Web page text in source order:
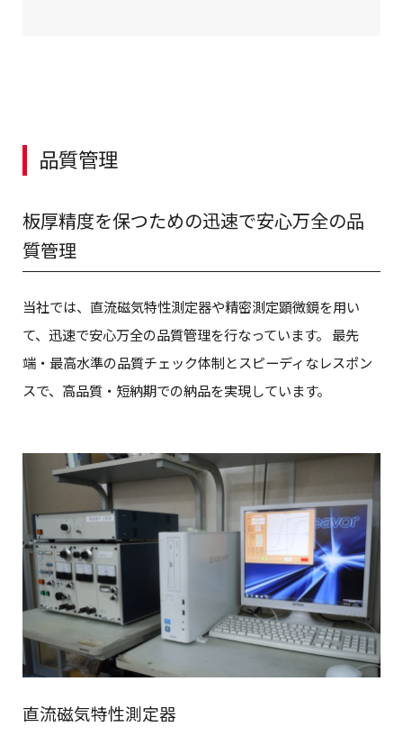
品質管理
板厚精度を保つための迅速で安心万全の品
質管理
当社では、直流磁気特性測定器や精密測定顕微鏡を用い
て、迅速で安心万全の品質管理を行なっています。 最先
端・最高水準の品質チェック体制とスピーディなレスポン
スで、高品質・短納期での納品を実現しています。
直流磁気特性測定器